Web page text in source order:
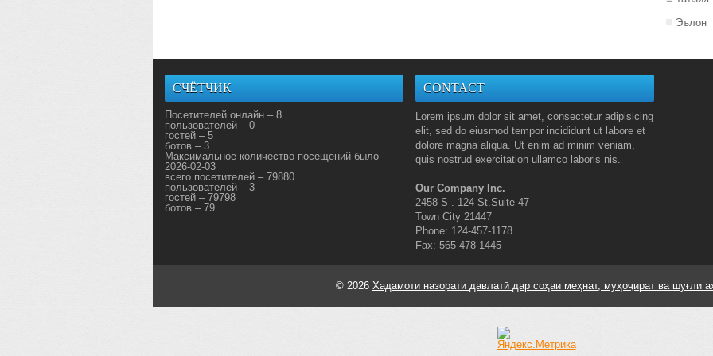
Эълон
СЧЁТЧИК
Посетителей онлайн – 8
пользователей – 0
гостей – 5
ботов – 3
Максимальное количество посещений было –
2026-02-03
всего посетителей – 79880
пользователей – 3
гостей – 79798
ботов – 79
CONTACT
Lorem ipsum dolor sit amet, consectetur adipisicing
elit, sed do eiusmod tempor incididunt ut labore et
dolore magna aliqua. Ut enim ad minim veniam,
quis nostrud exercitation ullamco laboris nis.
Our Company Inc.
2458 S . 124 St.Suite 47
Town City 21447
Phone: 124-457-1178
Fax: 565-478-1445
© 2026 Хадамоти назорати давлатӣ дар соҳаи меҳнат, муҳоҷират ва шуғли